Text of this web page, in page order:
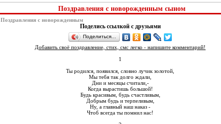
Поздравления с новорожденным сыном
Поздравления с новорожденным
Поделись ссылкой с друзьями
Поделиться…
Добавить своё поздравление, стих, смс легко - напишите комментарий!
1
Ты родился, появился, словно лучик золотой,
Мы тебя так долго ждали,
Дни и месяцы считали,-
Когда вырастишь большой!
Будь красивым, будь счастливым,
Добрым будь и терпеливым,
Ну, а главный наш наказ -
Чтоб всегда ты помнил нас!